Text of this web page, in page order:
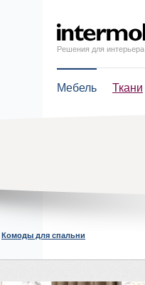
Решения для интерьера
Мебель Ткани
Комоды для спальни